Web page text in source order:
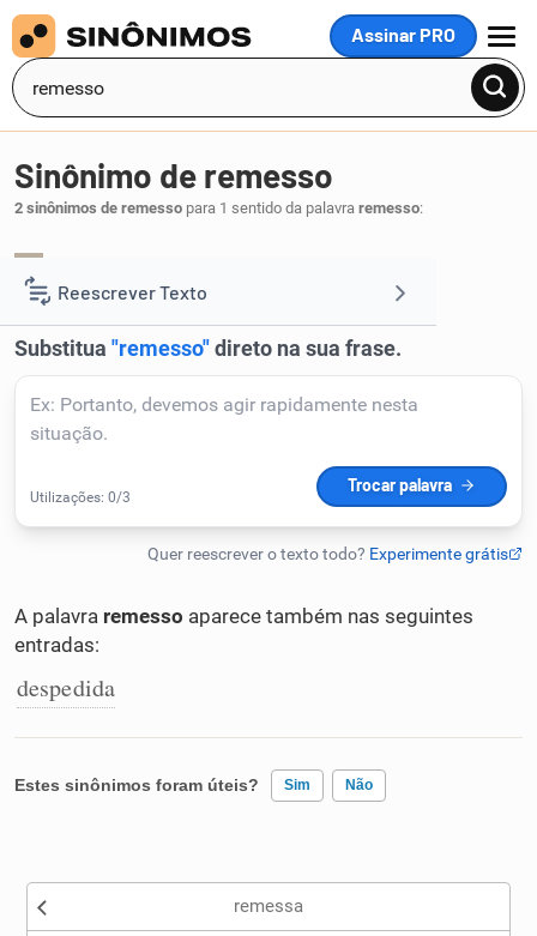
Assinar PRO
MENU
Reescrever Texto
Resumir Texto
Corrigir Texto
Detector de IA
Humanizador de IA
Cata-letras
Sinônimo de remesso
2 sinônimos de remesso para 1 sentido da palavra remesso:
A palavra remesso aparece também nas seguintes
entradas:
despedida
Estes sinônimos foram úteis? Sim Não
Nenhum dos sinônimos apresentados me ajudou
remessa